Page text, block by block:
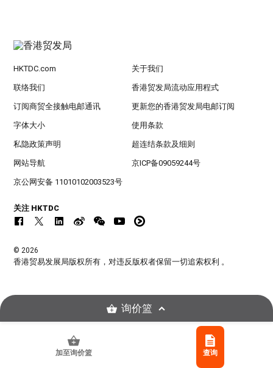
加至询价篮 查询
HKTDC.com 关于我们
联络我们 香港贸发局流动应用程式
订阅商贸全接触电邮通讯 更新您的香港贸发局电邮订阅
字体大小 使用条款
私隐政策声明 超连结条款及细则
网站导航 京ICP备09059244号
京公网安备 11010102003523号
关注 HKTDC
© 2026
香港贸易发展局版权所有，对违反版权者保留一切追索权利 。
询价篮